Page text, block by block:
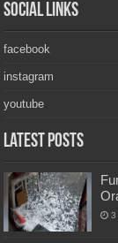
Social Links
facebook
instagram
youtube
Latest Posts
3